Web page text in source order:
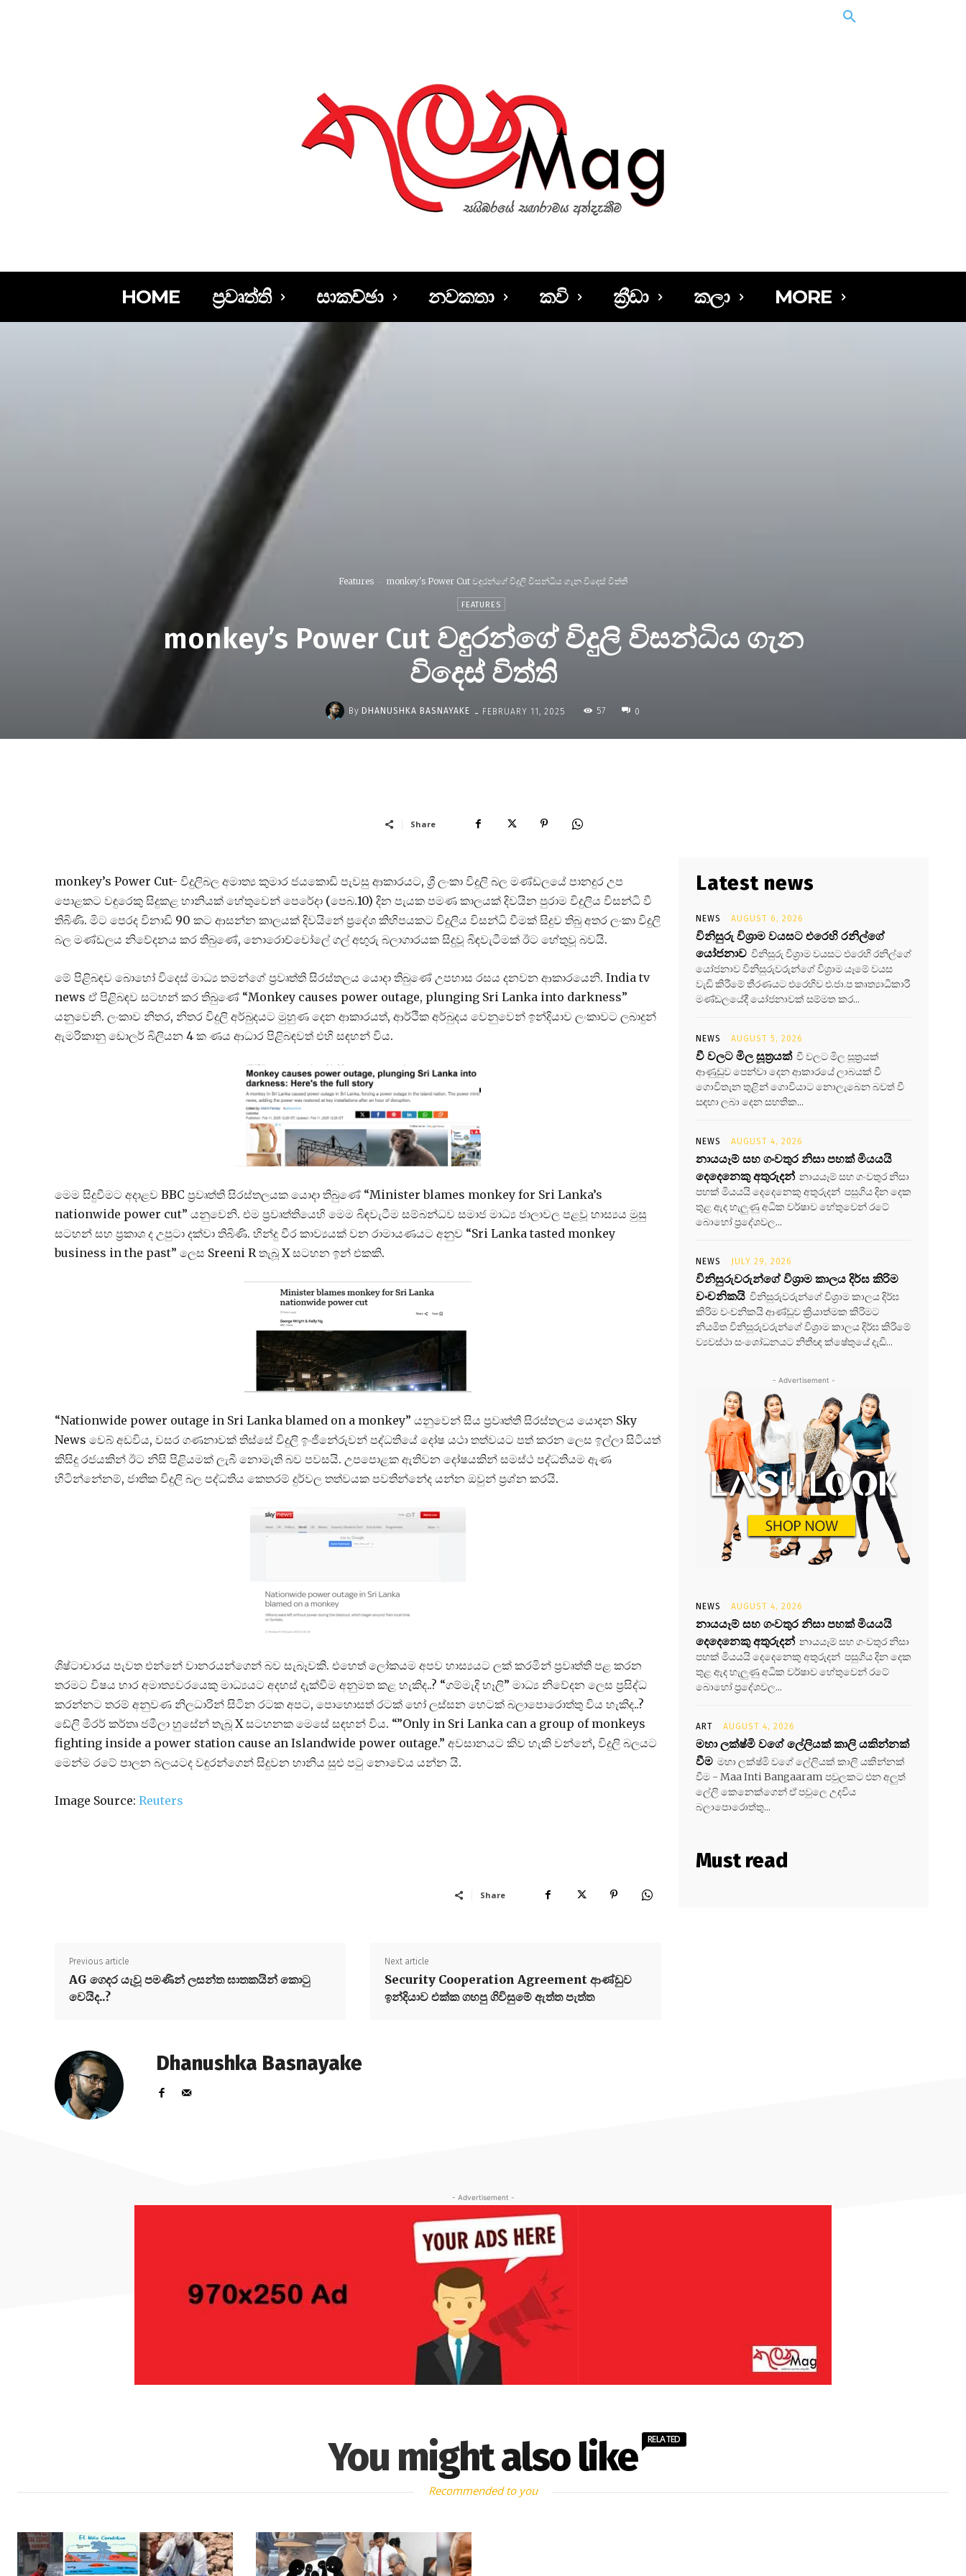
HOME ප්‍රවෘත්ති සාකච්ඡා නවකතා කවි ක්‍රීඩා කලා MORE
Features monkey's Power Cut වඳුරන්ගේ විදුලි විසන්ධිය ගැන විදෙස් විත්ති
FEATURES
monkey’s Power Cut වඳුරන්ගේ විදුලි විසන්ධිය ගැන
විදෙස් විත්ති
By DHANUSHKA BASNAYAKE - FEBRUARY 11, 2025 57 0
Share
monkey’s Power Cut- විදුලිබල අමාත්‍ය කුමාර ජයකොඩි පැවසු ආකාරයට, ශ්‍රී ලංකා විදුලි බල මණ්ඩලයේ පානදුර උප
පොළකට වඳුරෙකු සිදුකළ හානියක් හේතුවෙන් පෙරේදා (පෙබ.10) දින පැයක පමණ කාලයක් දිවයින පුරාම විදුලිය විසන්ධි වී
තිබිණි. මිට පෙරද විනාඩි 90 කට ආසන්න කාලයක් දිවයිනේ ප්‍රදේශ කිහිපයකට විදුලිය විසන්ධි වීමක් සිදුව තිබු අතර ලංකා විදුලි
බල මණ්ඩලය නිවේදනය කර තිබුණේ, නොරොච්චෝලේ ගල් අඟුරු බලාගාරයක සිදුවූ බිඳවැටීමක් ඊට හේතුවූ බවයි.
මේ පිළිබඳව බොහෝ විදෙස් මාධ්‍ය තමන්ගේ ප්‍රවෘත්ති සිරස්තලය යොදා තිබුණේ උපහාස රසය දනවන ආකාරයෙනි. India tv
news ඒ පිළිබඳව සටහන් කර තිබුණේ “Monkey causes power outage, plunging Sri Lanka into darkness”
යනුවෙනි. ලංකාව නිතර, නිතර විදුලි අර්බුදයට මුහුණ දෙන ආකාරයත්, ආර්ථික අර්බුදය වෙනුවෙන් ඉන්දියාව ලංකාවට ලබාදුන්
ඇමරිකානු ඩොලර් බිලියන 4 ක ණය ආධාර පිළිබඳවත් එහි සඳහන් විය.
මෙම සිදුවීමට අදාළව BBC ප්‍රවෘත්ති සිරස්තලයක යොදා තිබුණේ “Minister blames monkey for Sri Lanka’s
nationwide power cut” යනුවෙනි. එම ප්‍රවෘත්තියෙහි මෙම බිඳවැටීම සම්බන්ධව සමාජ මාධ්‍ය ජාලාවල පළවූ හාස්‍යය මුසු
සටහන් සහ ප්‍රකාශ ද උපුටා දක්වා තිබිණි. හින්දු වීර කාව්‍යයක් වන රාමායණයට අනුව “Sri Lanka tasted monkey
business in the past” ලෙස Sreeni R තැබූ X සටහන ඉන් එකකි.
“Nationwide power outage in Sri Lanka blamed on a monkey” යනුවෙන් සිය ප්‍රවෘත්ති සිරස්තලය යොදන Sky
News වෙබ් අඩවිය, වසර ගණනාවක් තිස්සේ විදුලි ඉංජිනේරුවන් පද්ධතියේ දෝෂ යථා තත්වයට පත් කරන ලෙස ඉල්ලා සිටියත්
කිසිදු රජයකින් ඊට නිසි පිළියමක් ලැබී නොමැති බව පවසයි. උපපොළක ඇතිවන දෝෂයකින් සමස්ථ පද්ධතියම ඇණ
හිටින්නේනම්, ජාතික විදුලි බල පද්ධතිය කෙතරම් දුර්වල තත්වයක පවතින්නේද යන්න ඔවුන් ප්‍රශ්න කරයි.
ශිෂ්ටාචාරය පැවත එන්නේ වානරයන්ගෙන් බව සැබෑවකි. එහෙත් ලෝකයම අපව හාස්‍යයට ලක් කරමින් ප්‍රවෘත්ති පළ කරන
තරමට විෂය භාර අමාත්‍යවරයෙකු මාධ්‍යයට අදහස් දැක්වීම අනුමත කළ හැකිද..? “ගම්මැදි හෑලි” මාධ්‍ය නිවේදන ලෙස ප්‍රසිද්ධ
කරන්නට තරම් අනුවණ නිලධාරින් සිටින රටක අපට, පොහොසත් රටක් හෝ ලස්සන හෙටක් බලාපොරොත්තු විය හැකිද..?
ඩේලි මිරර් කර්තෘ ජමීලා හුසේන් තැබූ X සටහනක මෙසේ සඳහන් විය. “”Only in Sri Lanka can a group of monkeys
fighting inside a power station cause an Islandwide power outage.” අවසානයට කිව හැකි වන්නේ, විදුලි බලයට
මෙන්ම රටේ පාලන බලයටද වඳුරන්ගෙන් සිදුවන හානිය සුළු පටු නොවේය යන්න යි.
Image Source: Reuters
Share
Previous article
AG ගෙදර යැවූ පමණින් ලසන්ත ඝාතකයින් කොටු
වෙයිද..?
Next article
Security Cooperation Agreement ආණ්ඩුව
ඉන්දියාව එක්ක ගහපු ගිවිසුමේ ඇත්ත පැත්ත
Dhanushka Basnayake
Latest news
NEWS AUGUST 6, 2026
විනිසුරු විශ්‍රාම වයසට එරෙහි රනිල්ගේ
යෝජනාව විනිසුරු විශ්‍රාම වයසට එරෙහි රනිල්ගේ
යෝජනාව විනිසුරුවරුන්ගේ විශ්‍රාම යෑමේ වයස
වැඩි කිරීමේ තීරණයට එරෙහිව එ.ජා.ප කෘත්‍යාධිකාරී
මණ්ඩලයේදී යෝජනාවක් සම්මත කර...
NEWS AUGUST 5, 2026
වී වලට මිල සූත්‍රයක් වී වලට මිල සූත්‍රයක්
ආණුඩුව පෙන්වා දෙන ආකාරයේ ලාබයක් වී
ගොවිතැන තුළින් ගොවියාට නොලැබෙන බවත් වී
සඳහා ලබා දෙන සහතික...
NEWS AUGUST 4, 2026
නායයෑම් සහ ගංවතුර නිසා පහක් මියයයි
දෙදෙනෙකු අතුරුදන් නායයෑම් සහ ගංවතුර නිසා
පහක් මියයයි දෙදෙනෙකු අතුරුදන් පසුගිය දින දෙක
තුළ ඇද හැලුණු අධික වර්ෂාව හේතුවෙන් රටේ
බොහෝ ප්‍රදේශවල...
NEWS JULY 29, 2026
විනිසුරුවරුන්ගේ විශ්‍රාම කාලය දිර්ඝ කිරිම
වංචනිකයි විනිසුරුවරුන්ගේ විශ්‍රාම කාලය දිර්ඝ
කිරිම වංචනිකයි ආණ්ඩුව ක්‍රියාත්මක කිරිමට
නියමිත විනිසුරුවරුන්ගේ විශ්‍රාම කාලය දිර්ඝ කිරිමේ
ව්‍යවස්ථා සංශෝධනයට නිතීඥ ක්ෂේතුයේ දැඩි...
- Advertisement -
NEWS AUGUST 4, 2026
නායයෑම් සහ ගංවතුර නිසා පහක් මියයයි
දෙදෙනෙකු අතුරුදන් නායයෑම් සහ ගංවතුර නිසා
පහක් මියයයි දෙදෙනෙකු අතුරුදන් පසුගිය දින දෙක
තුළ ඇද හැලුණු අධික වර්ෂාව හේතුවෙන් රටේ
බොහෝ ප්‍රදේශවල...
ART AUGUST 4, 2026
මහා ලක්ෂ්මි වගේ ලේලියක් කාලි යකින්නක්
වීම මහා ලක්ෂ්මි වගේ ලේලියක් කාලි යකින්නක්
වීම - Maa Inti Bangaaram පවුලකට එන අලුත්
ලේලි කෙනෙක්ගෙන් ඒ පවුලෙ උදවිය
බලාපොරොත්තු...
Must read
- Advertisement -
You might also like RELATED
Recommended to you